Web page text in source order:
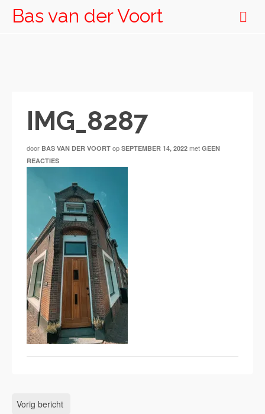
Bas van der Voort
IMG_8287
door BAS VAN DER VOORT op SEPTEMBER 14, 2022 met GEEN
REACTIES
Vorig bericht